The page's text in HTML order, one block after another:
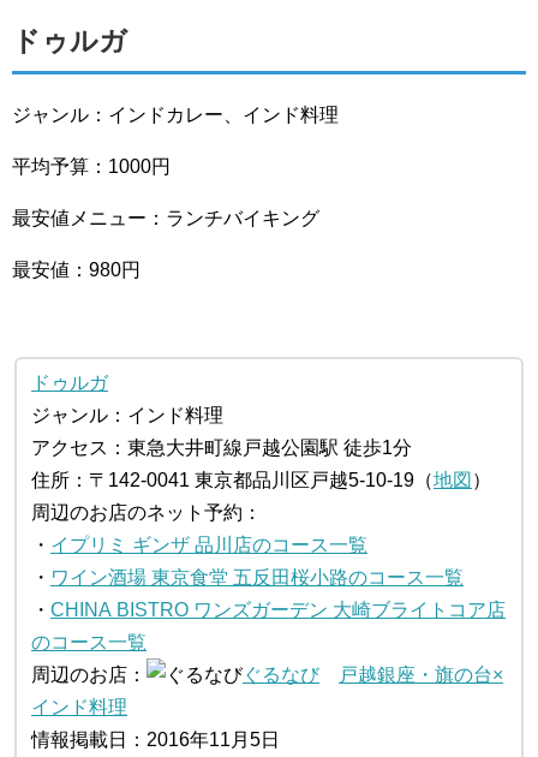
ドゥルガ
ジャンル：インドカレー、インド料理
平均予算：1000円
最安値メニュー：ランチバイキング
最安値：980円
ドゥルガ
ジャンル：インド料理
アクセス：東急大井町線戸越公園駅 徒歩1分
住所：〒142-0041 東京都品川区戸越5-10-19（地図 ）
周辺のお店のネット予約：
・ イプリミ ギンザ 品川店のコース一覧
・ ワイン酒場 東京食堂 五反田桜小路のコース一覧
・ CHINA BISTRO ワンズガーデン 大崎ブライトコア店
のコース一覧
周辺のお店：
ぐるなび
戸越銀座・旗の台×
インド料理
情報掲載日：2016年11月5日